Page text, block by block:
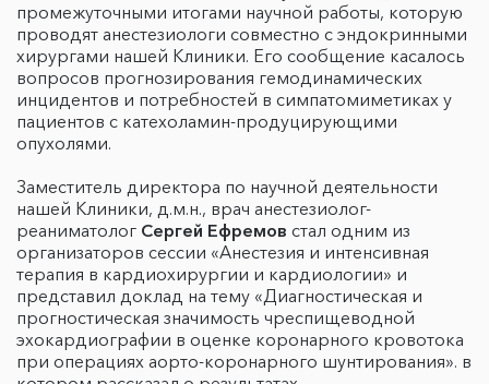
промежуточными итогами научной работы, которую
проводят анестезиологи совместно с эндокринными
хирургами нашей Клиники. Его сообщение касалось
вопросов прогнозирования гемодинамических
инцидентов и потребностей в симпатомиметиках у
пациентов с катехоламин-продуцирующими
опухолями.
Заместитель директора по научной деятельности
нашей Клиники, д.м.н., врач анестезиолог-
реаниматолог Сергей Ефремов стал одним из
организаторов сессии «Анестезия и интенсивная
терапия в кардиохирургии и кардиологии» и
представил доклад на тему «Диагностическая и
прогностическая значимость чреспищеводной
эхокардиографии в оценке коронарного кровотока
при операциях аорто-коронарного шунтирования». в